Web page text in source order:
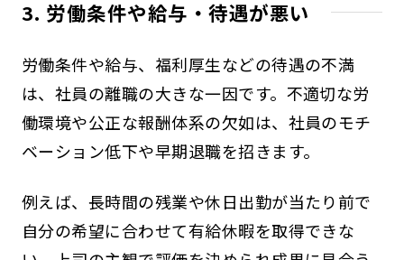
3. 労働条件や給与・待遇が悪い
労働条件や給与、福利厚生などの待遇の不満
は、社員の離職の大きな一因です。不適切な労
働環境や公正な報酬体系の欠如は、社員のモチ
ベーション低下や早期退職を招きます。
例えば、長時間の残業や休日出勤が当たり前で
自分の希望に合わせて有給休暇を取得できな